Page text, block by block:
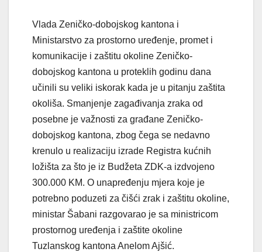
Vlada Zeničko-dobojskog kantona i
Ministarstvo za prostorno uređenje, promet i
komunikacije i zaštitu okoline Zeničko-
dobojskog kantona u proteklih godinu dana
učinili su veliki iskorak kada je u pitanju zaštita
okoliša. Smanjenje zagađivanja zraka od
posebne je važnosti za građane Zeničko-
dobojskog kantona, zbog čega se nedavno
krenulo u realizaciju izrade Registra kućnih
ložišta za što je iz Budžeta ZDK-a izdvojeno
300.000 KM. O unapređenju mjera koje je
potrebno poduzeti za čišći zrak i zaštitu okoline,
ministar Šabani razgovarao je sa ministricom
prostornog uređenja i zaštite okoline
Tuzlanskog kantona Anelom Ajšić.